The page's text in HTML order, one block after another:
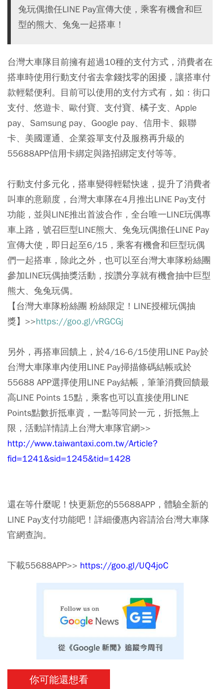
兔玩偶擔任LINE Pay宣傳大使，乘客有機會和巨
型的熊大、兔兔一起搭車！
台灣大車隊目前擁有超過10種的支付方式，消費者在
搭車時使用行動支付省去拿錢找零的困擾，讓搭車付
款輕鬆便利。目前可以使用的支付方式有，如：街口
支付、悠遊卡、歐付寶、支付寶、橘子支、Apple
pay、Samsung pay、Google pay、信用卡、銀聯
卡、美國運通、企業簽單支付及服務再升級的
55688APP信用卡綁定與路招綁定支付等等。
行動支付多元化，搭車變得輕鬆快速，提升了消費者
叫車的意願度，台灣大車隊在4月推出LINE Pay支付
功能，並與LINE推出首波合作，全台唯一LINE玩偶專
車上路，號召巨型LINE熊大、兔兔玩偶擔任LINE Pay
宣傳大使，即日起至6/15，乘客有機會和巨型玩偶
們一起搭車，除此之外，也可以至台灣大車隊粉絲團
參加LINE玩偶抽獎活動，按讚分享就有機會抽中巨型
熊大、兔兔玩偶。
【台灣大車隊粉絲團 粉絲限定！LINE授權玩偶抽
獎】>>https://goo.gl/vRGCGj
另外，再搭車回饋上，於4/16-6/15使用LINE Pay於
台灣大車隊車內使用LINE Pay掃描條碼結帳或於
55688 APP選擇使用LINE Pay結帳，筆筆消費回饋最
高LINE Points 15點，乘客也可以直接使用LINE
Points點數折抵車資，一點等同於一元，折抵無上
限，活動詳情請上台灣大車隊官網>>
http://www.taiwantaxi.com.tw/Article?
fid=1241&sid=1245&tid=1428
還在等什麼呢！快更新您的55688APP，體驗全新的
LINE Pay支付功能吧！詳細優惠內容請洽台灣大車隊
官網查詢。
下載55688APP>> https://goo.gl/UQ4joC
你可能還想看